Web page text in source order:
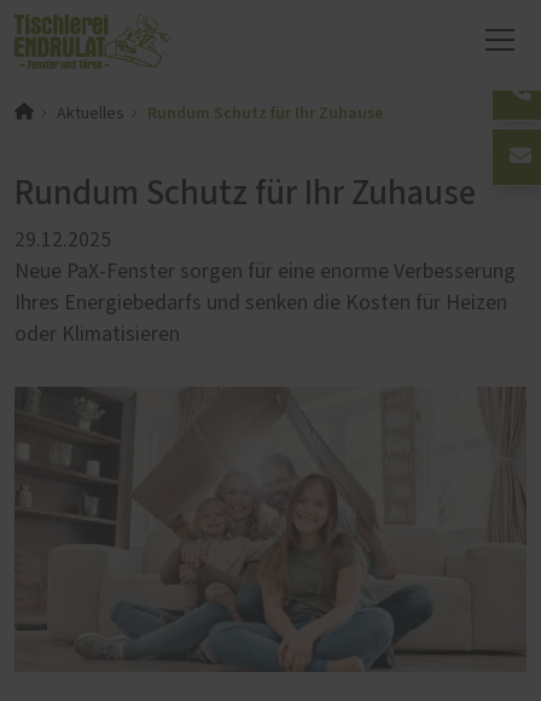
Aktuelles Rundum Schutz für Ihr Zuhause
Rundum Schutz für Ihr Zuhause
29.12.2025
Neue PaX-Fenster sorgen für eine enorme Verbesserung
Ihres Energiebedarfs und senken die Kosten für Heizen
oder Klimatisieren